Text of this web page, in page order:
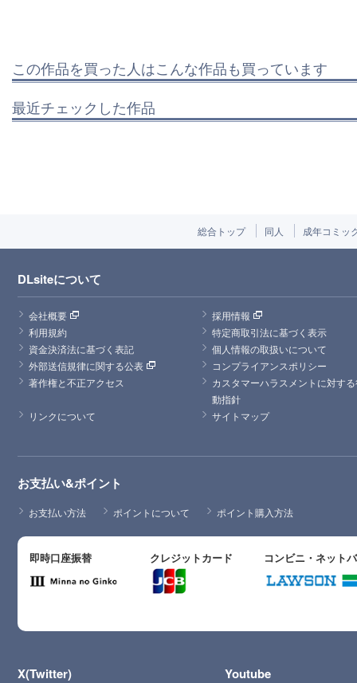
この作品を買った人はこんな作品も買っています
最近チェックした作品
総合トップ 同人 成年コミッ
DLsiteについて
会社概要
採用情報
利用規約
特定商取引法に基づく表示
資金決済法に基づく表記
個人情報の取扱いについて
外部送信規律に関する公表
コンプライアンスポリシー
著作権と不正アクセス
カスタマーハラスメントに対す
動指針
リンクについて
サイトマップ
お支払い&ポイント
お支払い方法 ポイントについて ポイント購入方法
即時口座振替 クレジットカード コンビニ・ネット
X(Twitter) Youtube